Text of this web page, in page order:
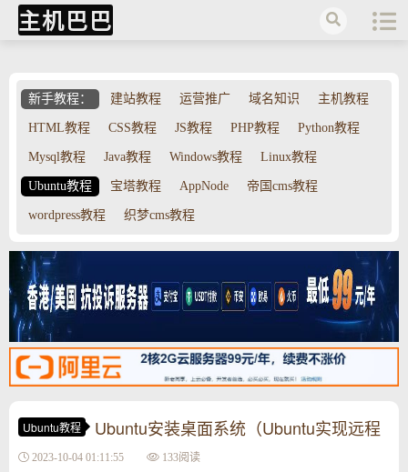
主机巴巴
新手教程： 建站教程 运营推广 域名知识 主机教程
HTML教程 CSS教程 JS教程 PHP教程 Python教程
Mysql教程 Java教程 Windows教程 Linux教程
Ubuntu教程 宝塔教程 AppNode 帝国cms教程
wordpress教程 织梦cms教程
Ubuntu教程
Ubuntu安装桌面系统（Ubuntu实现远程
桌面连接）
2023-10-04 01:11:55 133阅读